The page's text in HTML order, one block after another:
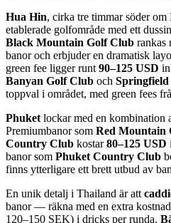
Hua Hin, cirka tre timmar söder
etablerade golfområde med ett
Black Mountain Golf Club rankas
banor och erbjuder en dramatisk
green fee ligger runt 90–125 USD
Banyan Golf Club och
toppval i området, med green fees
Phuket lockar med en kombination
Premiumbanor som Red Mountain
Country Club kostar80–125 USD
banor som Phuket Country Club
finns ytterligare ett brett utbud av
En unik detalj i Thailand är att
banor — räkna med en extra
120–150 SEK) i dricks per runda.